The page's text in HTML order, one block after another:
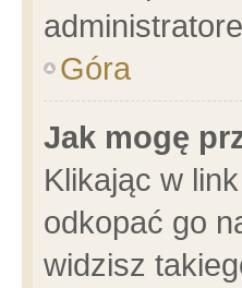
Góra
Jak mogę
Klikając w
odkopać go
widzisz